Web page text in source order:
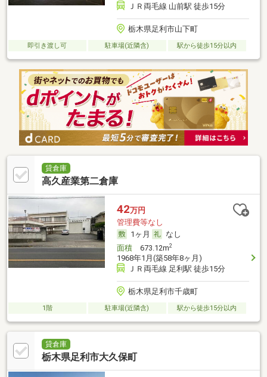
ＪＲ両毛線 山前駅 徒歩15分
栃木県足利市山下町
即引き渡し可 駐車場(近隣含) 駅から徒歩15分以内
貸倉庫
高久産業第二倉庫
42万円
管理費等なし
1ヶ月
なし
面積673.12m2
1968年1月(築58年8ヶ月)
ＪＲ両毛線 足利駅 徒歩15分
栃木県足利市千歳町
1階 駐車場(近隣含) 駅から徒歩15分以内
貸倉庫
栃木県足利市大久保町